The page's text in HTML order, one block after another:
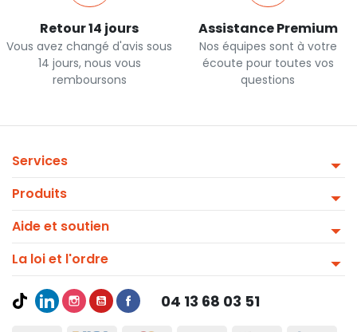
Retour 14 jours
Vous avez changé d'avis sous
14 jours, nous vous
remboursons
Assistance Premium
Nos équipes sont à votre
écoute pour toutes vos
questions
Services
Produits
Aide et soutien
La loi et l'ordre
04 13 68 03 51